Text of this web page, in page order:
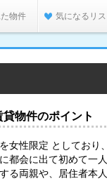
物件 気になるリス
物件のポイント
女性限定 としており
都会に出て初めて一
る両親や、居住者本